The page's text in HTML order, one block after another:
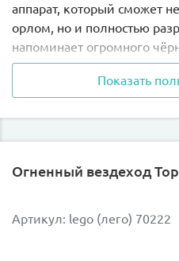
аппарат, который сможет
орлом, но и полностью
напоминает огромного
открываться и
атакующее оружие или
Складывающиеся крылья
положение в зависимости
турбины, установленные
настоящего самолёта. По
Показать
Огненный вездеход
Артикул: lego (лего) 70222